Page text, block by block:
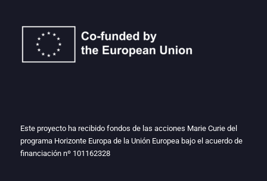
Este proyecto ha recibido fondos de las acciones Marie Curie del
programa Horizonte Europa de la Unión Europea bajo el acuerdo de
financiación nº 101162328